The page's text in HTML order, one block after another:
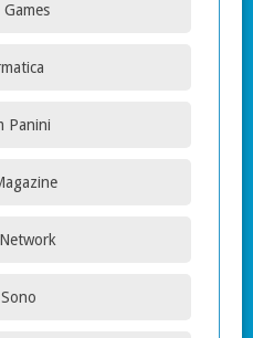
Panini